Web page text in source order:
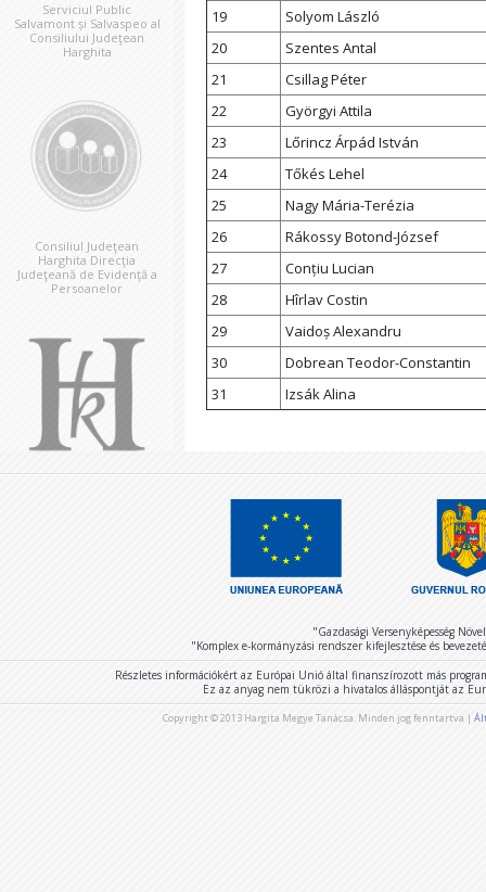
Serviciul Public
Salvamont și Salvaspeo al
Consiliului Judeţean
Harghita
Consiliul Judeţean
Harghita Direcţia
Judeţeană de Evidenţă a
Persoanelor
Centrul Judeţean pentru
Promovarea Culturii
19
Solyom László
20
Szentes Antal
21
Csillag Péter
22
Györgyi Attila
23
Lőrincz Árpád István
24
Tőkés Lehel
25
Nagy Mária-Terézia
26
Rákossy Botond-József
27
Conțiu Lucian
28
Hîrlav Costin
29
Vaidoș Alexandru
30
Dobrean Teodor-Constantin
31
Izsák Alina
"Gazdasági Versenyképesség
"Komplex e-kormányzási rendszer kifejlesztése és
Részletes információkért az Európai Unió által finanszírozott más
Ez az anyag nem tükrözi a hivatalos álláspontját az
Copyright © 2013 Hargita Megye Tanácsa. Minden jog fenntartva |